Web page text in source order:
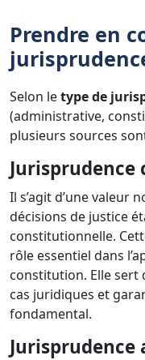
Prendre en
Selon letype de
(administrative,
plusieurs sources
Il s’agit d’une valeur
décisions de justice
constitutionnelle.
rôle essentiel dans
constitution. Elle sert
cas juridiques et
fondamental.